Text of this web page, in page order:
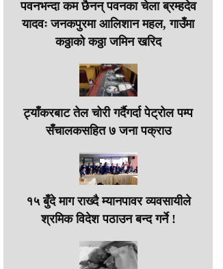
पवनभन्दा कम छैनन् पवनका चेला ब्रम्हदेव
यादवः जनकपुरमा आलिशान महल, गाउँमा
कठ्ठाको कठ्ठा जमिन खरिद
ट्याँकरबाट तेल चोरी गर्दैगर्दा पेट्रोल पम्प
सँचालकसहित ७ जना पक्राउ
१५ बुँदे माग राख्दै म्यानपावर व्यवसायीले
श्रमिक विदेश पठाउन बन्द गर्ने !